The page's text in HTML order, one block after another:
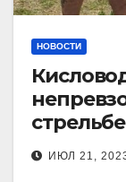
НОВОСТИ
ИЮЛ 21,